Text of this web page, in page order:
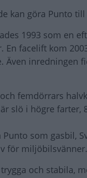
kan göra Punto
1993 som en
En facelift kom
Även inredningen
femdörrars
slö i högre farter,
Punto som gasbil,
för miljöbilsvänner.
och stabila,